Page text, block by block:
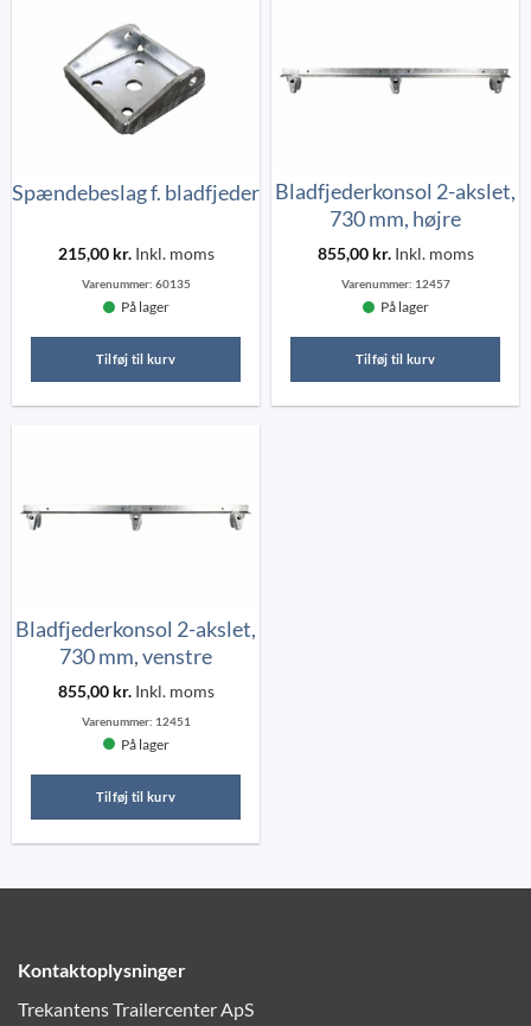
Spændebeslag f. bladfjeder
215,00 kr.Inkl. moms
Varenummer: 60135
På lager
Tilføj til kurv
Bladfjederkonsol 2-akslet,
730 mm, højre
855,00 kr.Inkl. moms
Varenummer: 12457
På lager
Tilføj til kurv
Bladfjederkonsol 2-akslet,
730 mm, venstre
855,00 kr.Inkl. moms
Varenummer: 12451
På lager
Tilføj til kurv
Kontaktoplysninger
Trekantens Trailercenter ApS